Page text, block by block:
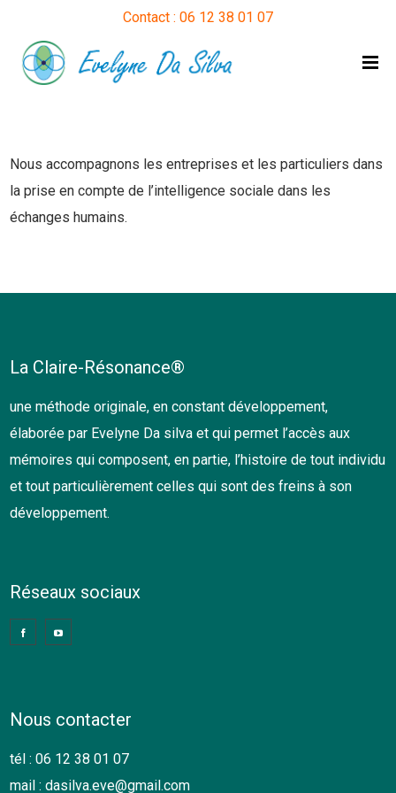
Contact : 06 12 38 01 07
Nous accompagnons les entreprises et les particuliers dans
la prise en compte de l’intelligence sociale dans les
échanges humains.
La Claire-Résonance®
une méthode originale, en constant développement,
élaborée par Evelyne Da silva et qui permet l’accès aux
mémoires qui composent, en partie, l’histoire de tout individu
et tout particulièrement celles qui sont des freins à son
développement.
Réseaux sociaux
Nous contacter
tél : 06 12 38 01 07
mail :dasilva.eve@gmail.com